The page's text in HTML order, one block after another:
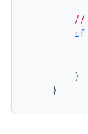
//
if
}
}